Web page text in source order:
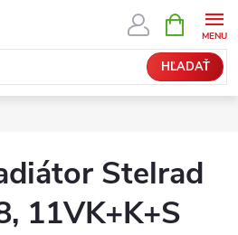
HĽADAŤ
KOŠÍK
Stelrad
11VK+K+S